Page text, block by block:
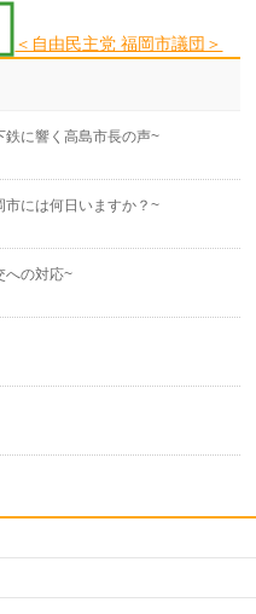
＜自由民主党 福岡市議団＞
鉄に響く高島市長の声~
市には何日いますか？~
への対応~